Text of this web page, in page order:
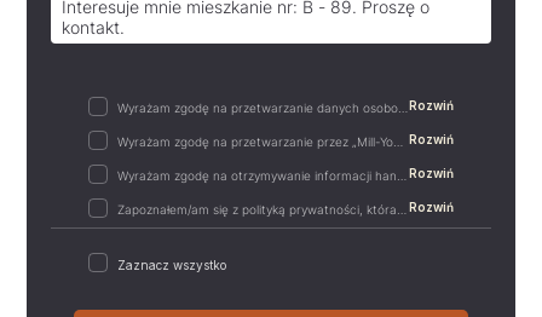
Rozwiń
Rozwiń
Rozwiń
Rozwiń
Zaznacz wszystko